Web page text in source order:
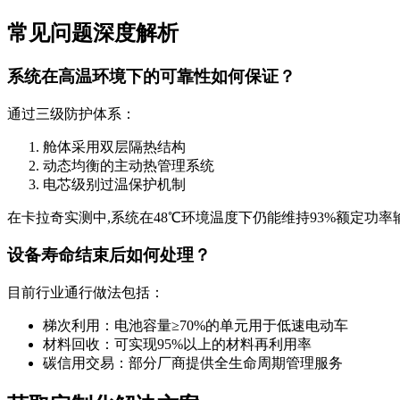
常见问题深度解析
系统在高温环境下的可靠性如何保证？
通过三级防护体系：
舱体采用双层隔热结构
动态均衡的主动热管理系统
电芯级别过温保护机制
在卡拉奇实测中,系统在48℃环境温度下仍能维持93%额定功率
设备寿命结束后如何处理？
目前行业通行做法包括：
梯次利用：电池容量≥70%的单元用于低速电动车
材料回收：可实现95%以上的材料再利用率
碳信用交易：部分厂商提供全生命周期管理服务